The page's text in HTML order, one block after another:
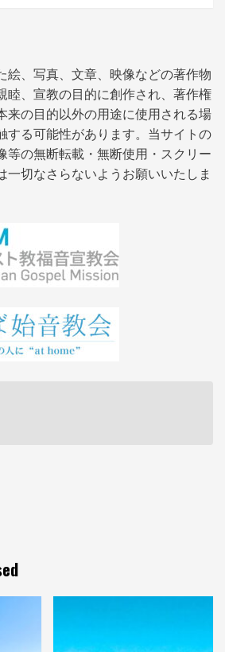
絵、写真、文章、映像などの著作物
睦、宣教の目的に創作され、著作権
来の目的以外の用途に使用される場
する可能性があります。当サイトの
等の無断転載・無断使用・スクリー
一切なさらないようお願いいたしま